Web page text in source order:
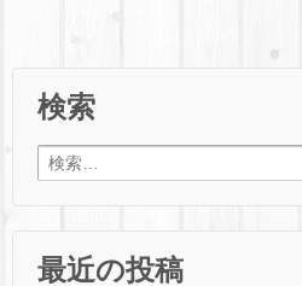
検索
検索:
最近の投稿